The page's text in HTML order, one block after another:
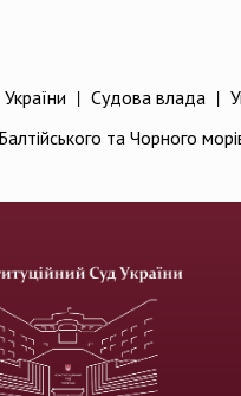
| Судова влада |
та Чорного